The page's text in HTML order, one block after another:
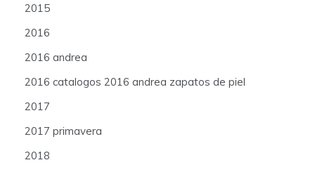
2015
2016
2016 andrea
2016 catalogos 2016 andrea zapatos de piel
2017
2017 primavera
2018